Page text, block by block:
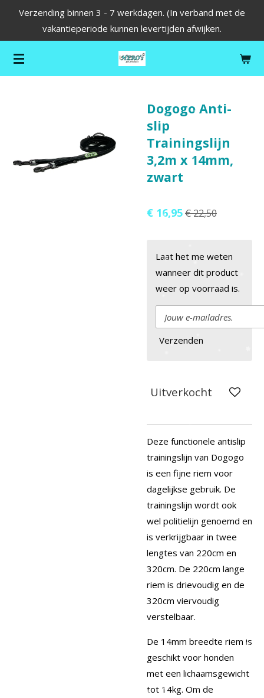
de
hoofdinhoud
Verzending binnen 3 - 7 werkdagen. (In verband met de
vakantieperiode kunnen levertijden afwijken.
Dogogo Anti-
slip
Trainingslijn
3,2m x 14mm,
zwart
€ 16,95€ 22,50
Laat het me weten
wanneer dit product
weer op voorraad is.
Verzenden
Uitverkocht
Deze functionele antislip
trainingslijn van Dogogo
is een fijne riem voor
dagelijkse gebruik. De
trainingslijn wordt ook
wel politielijn genoemd en
is verkrijgbaar in twee
lengtes van 220cm en
320cm. De 220cm lange
riem is drievoudig en de
320cm viervoudig
verstelbaar.
De 14mm breedte riem is
geschikt voor honden
met een lichaamsgewicht
tot 14kg. Om de